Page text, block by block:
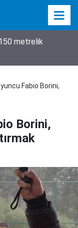
metrelik
Fabio Borini,
Borini,